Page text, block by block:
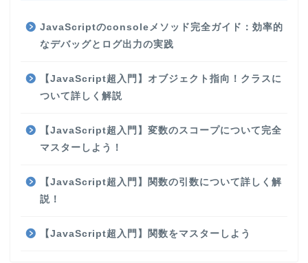
JavaScriptのconsoleメソッド完全ガイド：効率的
なデバッグとログ出力の実践
【JavaScript超入門】オブジェクト指向！クラスに
ついて詳しく解説
【JavaScript超入門】変数のスコープについて完全
マスターしよう！
【JavaScript超入門】関数の引数について詳しく解
説！
【JavaScript超入門】関数をマスターしよう